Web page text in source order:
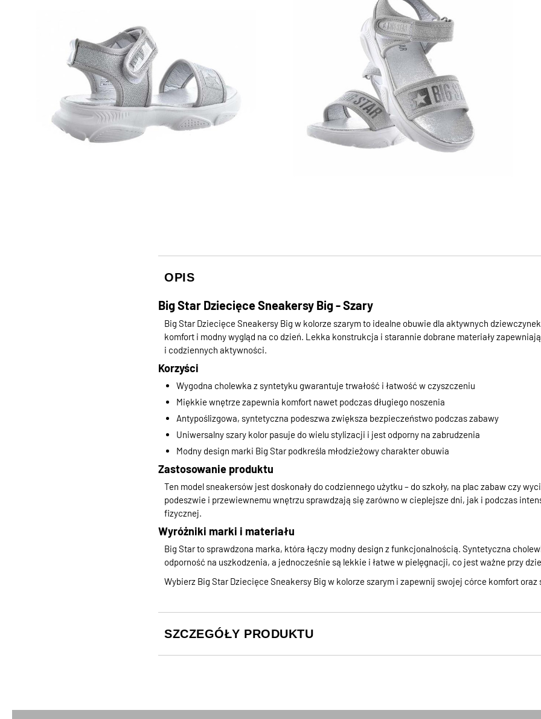
OPIS
Big Star Dziecięce Sneakersy Big - Szary
Big Star Dziecięce Sneakersy Big w kolorze szarym to idealne obuwie dla aktywnych
komfort i modny wygląd na co dzień. Lekka konstrukcja i starannie dobrane materiały
i codziennych aktywności.
Korzyści
Wygodna cholewka z syntetyku gwarantuje trwałość i łatwość w czyszczeniu
Miękkie wnętrze zapewnia komfort nawet podczas długiego noszenia
Antypoślizgowa, syntetyczna podeszwa zwiększa bezpieczeństwo podczas zabawy
Uniwersalny szary kolor pasuje do wielu stylizacji i jest odporny na zabrudzenia
Modny design marki Big Star podkreśla młodzieżowy charakter obuwia
Zastosowanie produktu
Ten model sneakersów jest doskonały do codziennego użytku – do szkoły, na plac zabaw czy
podeszwie i przewiewnemu wnętrzu sprawdzają się zarówno w cieplejsze dni, jak i podczas
fizycznej.
Wyróżniki marki i materiału
Big Star to sprawdzona marka, która łączy modny design z funkcjonalnością. Syntetyczna
odporność na uszkodzenia, a jednocześnie są lekkie i łatwe w pielęgnacji, co jest ważne przy
Wybierz Big Star Dziecięce Sneakersy Big w kolorze szarym i zapewnij swojej córce komfort oraz
SZCZEGÓŁY PRODUKTU